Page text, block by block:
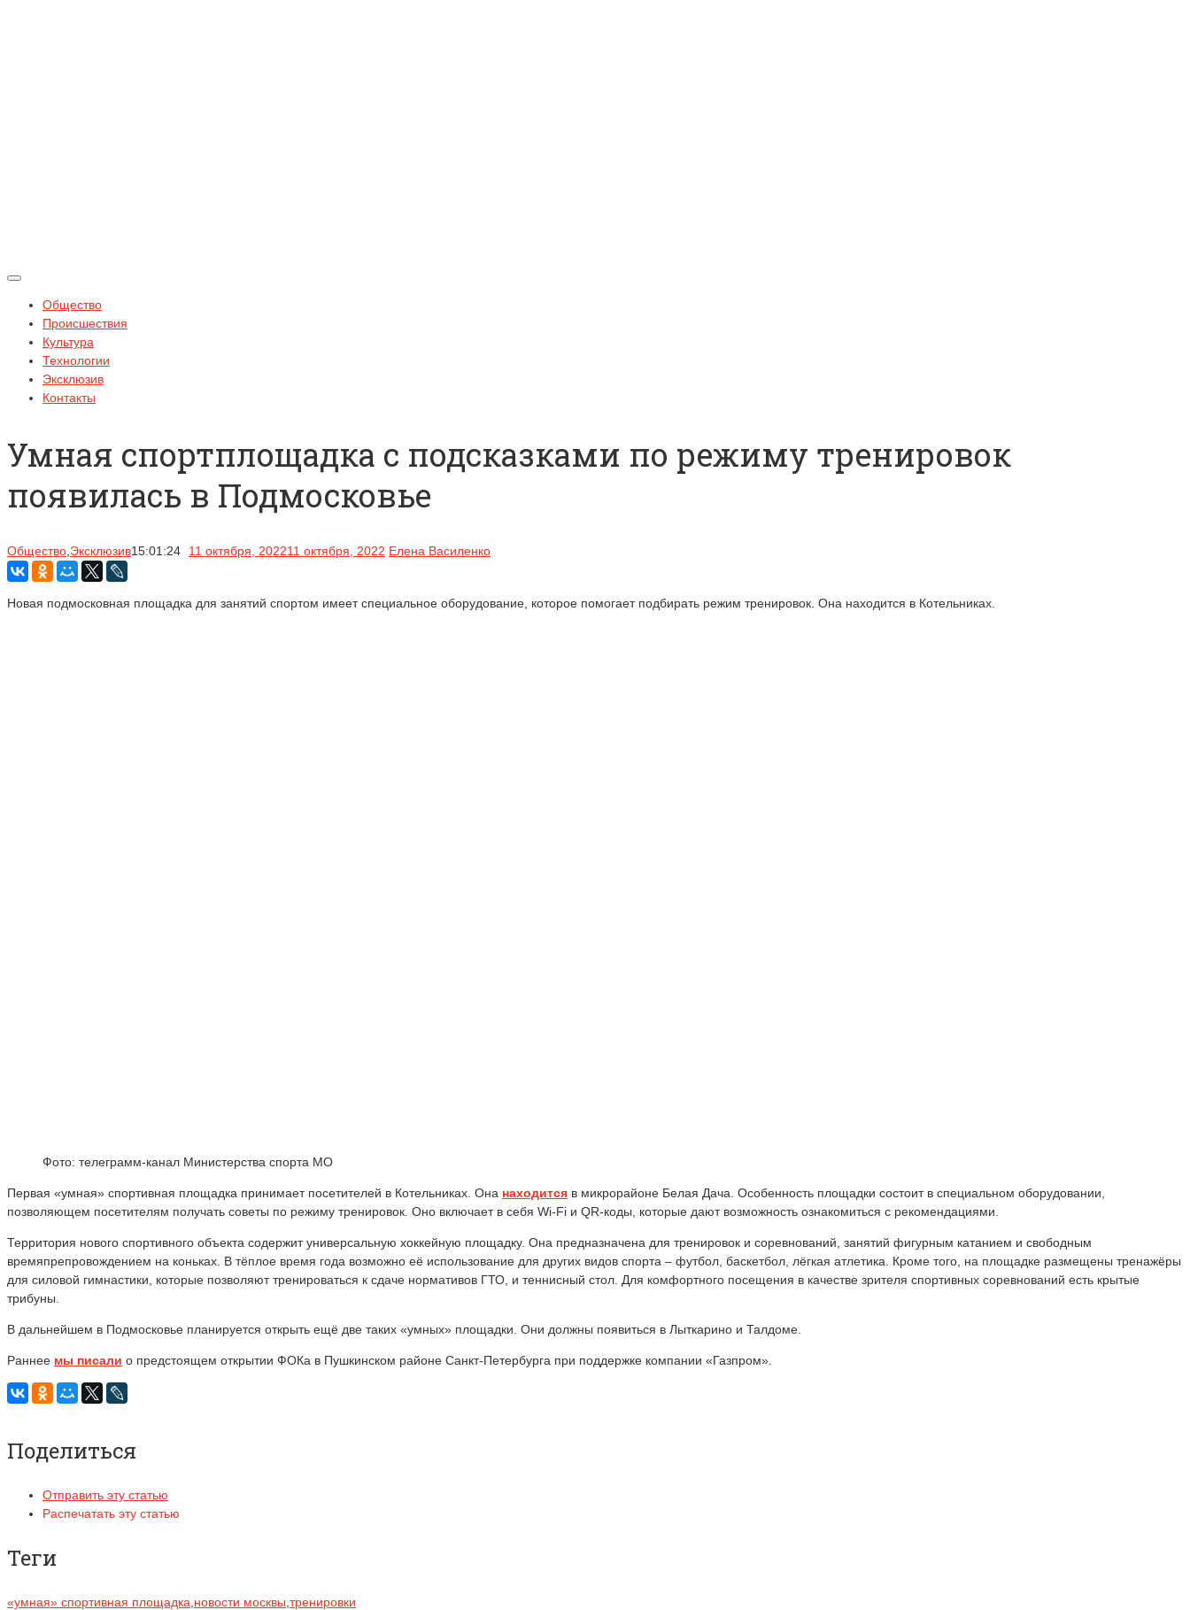
Общество
Происшествия
Культура
Технологии
Эксклюзив
Контакты
Умная спортплощадка с подсказками по режиму тренировок
появилась в Подмосковье
Общество Эксклюзив15:01:24 11 октября, 202211 октября, 2022 Елена Василенко
Новая подмосковная площадка для занятий спортом имеет специальное оборудование, которое помогает подбирать режим тренировок. Она находится в Котельниках.
Фото: телеграмм-канал Министерства спорта МО
Первая «умная» спортивная площадка принимает посетителей в Котельниках. Она находится в микрорайоне Белая Дача. Особенность площадки состоит в специальном оборудовании,
позволяющем посетителям получать советы по режиму тренировок. Оно включает в себя Wi-Fi и QR-коды, которые дают возможность ознакомиться с рекомендациями.
Территория нового спортивного объекта содержит универсальную хоккейную площадку. Она предназначена для тренировок и соревнований, занятий фигурным катанием и свободным
времяпрепровождением на коньках. В тёплое время года возможно её использование для других видов спорта – футбол, баскетбол, лёгкая атлетика. Кроме того, на площадке размещены тренажёры
для силовой гимнастики, которые позволяют тренироваться к сдаче нормативов ГТО, и теннисный стол. Для комфортного посещения в качестве зрителя спортивных соревнований есть крытые
трибуны.
В дальнейшем в Подмосковье планируется открыть ещё две таких «умных» площадки. Они должны появиться в Лыткарино и Талдоме.
Раннее мы писали о предстоящем открытии ФОКа в Пушкинском районе Санкт-Петербурга при поддержке компании «Газпром».
Поделиться
Отправить эту статью
Распечатать эту статью
Теги
«умная» спортивная площадка новости москвы тренировки